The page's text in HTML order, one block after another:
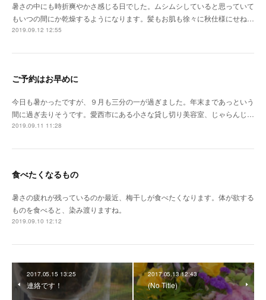
暑さの中にも時折爽やかさ感じる日でした。ムシムシしていると思っていて
もいつの間にか乾燥するようになります。髪もお肌も徐々に秋仕様にせね…
2019.09.12 12:55
ご予約はお早めに
今日も暑かったですが、９月も三分の一が過ぎました。年末まであっという
間に過ぎ去りそうです。愛西市にある小さな貸し切り美容室、じゃらんじ…
2019.09.11 11:28
食べたくなるもの
暑さの疲れが残っているのか最近、梅干しが食べたくなります。体が欲する
ものを食べると、染み渡りますね。
2019.09.10 12:12
2017.05.15 13:25
連絡です！
2017.05.13 12:43
(No Title)